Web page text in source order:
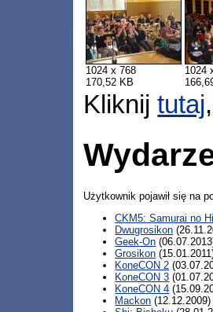
1024 x 768
170,52 KB
1024
Kliknijtutaj
Użytkownik pojawił się na
CKM5: Samurai no Hi
Dwugrosikon
Geek-On
Grosikon
KoneCON 2
KoneCON 3
KoneCON 4
Mackon (12.12.2009)